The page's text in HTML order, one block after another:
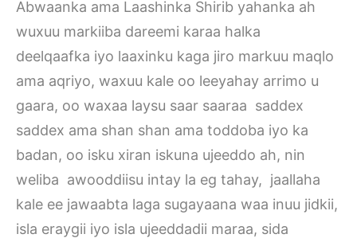
Abwaanka ama Laashinka Shirib yahanka ah
wuxuu markiiba dareemi karaa halka
deelqaafka iyo laaxinku kaga jiro markuu maqlo
ama aqriyo, waxuu kale oo leeyahay arrimo u
gaara, oo waxaa laysu saar saaraa saddex
saddex ama shan shan ama toddoba iyo ka
badan, oo isku xiran iskuna ujeeddo ah, nin
weliba awooddiisu intay la eg tahay, jaallaha
kale ee jawaabta laga sugayaana waa inuu jidkii,
isla eraygii iyo isla ujeeddadii maraa, sida